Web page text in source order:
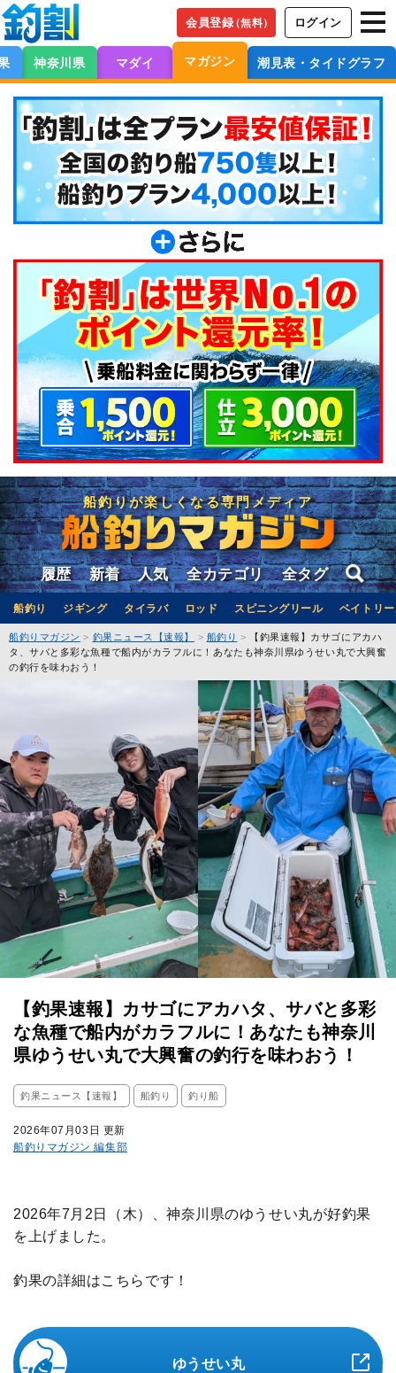
会員登録（無料） ログイン
神奈川県 マダイ マガジン 潮見表・タイドグラフ
船釣りが楽しくなる専門メディア
履歴 新着 人気 全カテゴリ 全タグ
船釣り ジギング タイラバ ロッド スピニングリール ベイトリ
船釣りマガジン 釣果ニュース【速報】 船釣り
【釣果速報】カサゴにアカハ
タ、サバと多彩な魚種で船内がカラフルに！あなたも神奈川県ゆうせい丸で大興奮
の釣行を味わおう！
【釣果速報】カサゴにアカハタ、サバと多彩
な魚種で船内がカラフルに！あなたも神奈川
県ゆうせい丸で大興奮の釣行を味わおう！
釣果ニュース【速報】 船釣り 釣り船
2026年07月03日 更新
船釣りマガジン 編集部
2026年7月2日（木）、神奈川県のゆうせい丸が好釣果
を上げました。
釣果の詳細はこちらです！
ゆうせい丸